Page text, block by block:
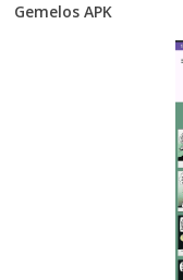
Gemelos APK